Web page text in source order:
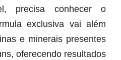
precisa conhecer o
exclusiva vai além
e minerais presentes
oferecendo resultados